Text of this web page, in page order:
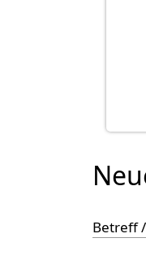
Betreff